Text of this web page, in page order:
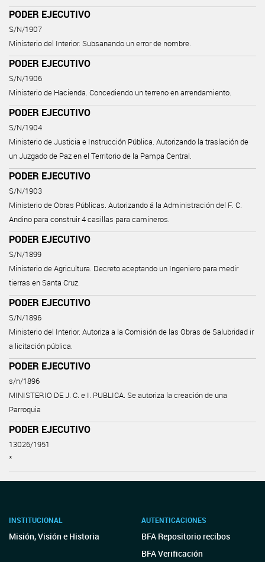
PODER EJECUTIVO
S/N/1907
Ministerio del Interior. Subsanando un error de nombre.
PODER EJECUTIVO
S/N/1906
Ministerio de Hacienda. Concediendo un terreno en arrendamiento.
PODER EJECUTIVO
S/N/1904
Ministerio de Justicia e Instrucción Pública. Autorizando la traslación de
un Juzgado de Paz en el Territorio de la Pampa Central.
PODER EJECUTIVO
S/N/1903
Ministerio de Obras Públicas. Autorizando á la Administración del F. C.
Andino para construir 4 casillas para camineros.
PODER EJECUTIVO
S/N/1899
Ministerio de Agricultura. Decreto aceptando un Ingeniero para medir
tierras en Santa Cruz.
PODER EJECUTIVO
S/N/1896
Ministerio del Interior. Autoriza a la Comisión de las Obras de Salubridad ir
a licitación pública.
PODER EJECUTIVO
s/n/1896
MINISTERIO DE J. C. e I. PUBLICA. Se autoriza la creación de una
Parroquia
PODER EJECUTIVO
13026/1951
*
INSTITUCIONAL
Misión, Visión e Historia
AUTENTICACIONES
BFA Repositorio recibos
BFA Verificación